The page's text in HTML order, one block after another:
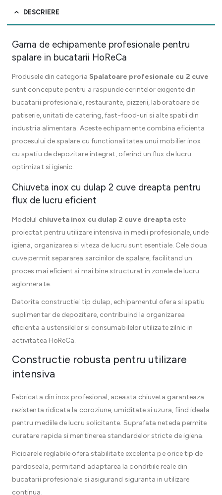
DESCRIERE
Gama de echipamente profesionale pentru
spalare in bucatarii HoReCa
Produsele din categoria Spalatoare profesionale cu 2 cuve
sunt concepute pentru a raspunde cerintelor exigente din
bucatarii profesionale, restaurante, pizzerii, laboratoare de
patiserie, unitati de catering, fast-food-uri si alte spatii din
industria alimentara. Aceste echipamente combina eficienta
procesului de spalare cu functionalitatea unui mobilier inox
cu spatiu de depozitare integrat, oferind un flux de lucru
optimizat si igienic.
Chiuveta inox cu dulap 2 cuve dreapta pentru
flux de lucru eficient
Modelul chiuveta inox cu dulap 2 cuve dreapta este
proiectat pentru utilizare intensiva in medii profesionale, unde
igiena, organizarea si viteza de lucru sunt esentiale. Cele doua
cuve permit separarea sarcinilor de spalare, facilitand un
proces mai eficient si mai bine structurat in zonele de lucru
aglomerate.
Datorita constructiei tip dulap, echipamentul ofera si spatiu
suplimentar de depozitare, contribuind la organizarea
eficienta a ustensilelor si consumabilelor utilizate zilnic in
activitatea HoReCa.
Constructie robusta pentru utilizare
intensiva
Fabricata din inox profesional, aceasta chiuveta garanteaza
rezistenta ridicata la coroziune, umiditate si uzura, fiind ideala
pentru mediile de lucru solicitante. Suprafata neteda permite
curatare rapida si mentinerea standardelor stricte de igiena.
Picioarele reglabile ofera stabilitate excelenta pe orice tip de
pardoseala, permitand adaptarea la conditiile reale din
bucatarii profesionale si asigurand siguranta in utilizare
continua.